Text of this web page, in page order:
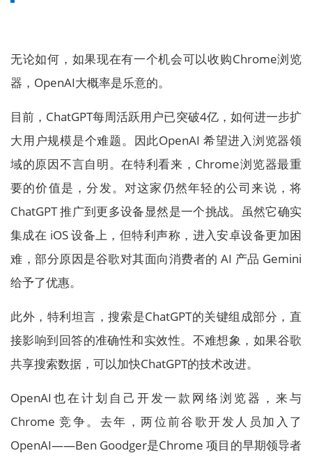
无论如何，如果现在有一个机会可以收购Chrome浏览
器，OpenAI大概率是乐意的。
目前，ChatGPT每周活跃用户已突破4亿，如何进一步扩
大用户规模是个难题。因此OpenAI 希望进入浏览器领
域的原因不言自明。在特利看来，Chrome浏览器最重
要的价值是，分发。对这家仍然年轻的公司来说，将
ChatGPT 推广到更多设备显然是一个挑战。虽然它确实
集成在 iOS 设备上，但特利声称，进入安卓设备更加困
难，部分原因是谷歌对其面向消费者的 AI 产品 Gemini
给予了优惠。
此外，特利坦言，搜索是ChatGPT的关键组成部分，直
接影响到回答的准确性和实效性。不难想象，如果谷歌
共享搜索数据，可以加快ChatGPT的技术改进。
OpenAI也在计划自己开发一款网络浏览器，来与
Chrome 竞争。去年，两位前谷歌开发人员加入了
OpenAI——Ben Goodger是Chrome 项目的早期领导者